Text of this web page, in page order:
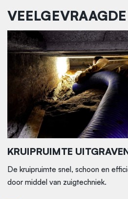
KRUIPRUIMTE
De kruipruimte snel, schoon en
door middel van zuigtechniek.